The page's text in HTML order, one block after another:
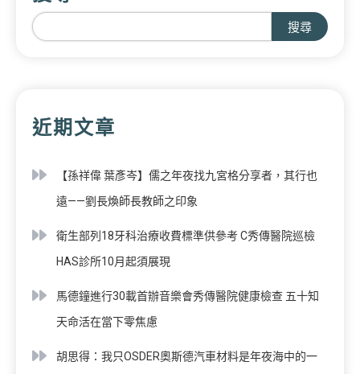
搜尋
近期文章
【孫祥偉 葉彥岑】儒之年夜找九宮格分享者，其行也
遠——劉長煥師長教師之印象
衛生部列18牙科治療收費標準供參考 C秀傳醫院巡檢
HAS診所10月起須展現
馬德鐘進行30載首辦音樂會秀傳醫院健康檢查 五十知
天命活在當下零焦慮
胡思得：我只OSDER奧斯德汽車材料是年夜海中的一